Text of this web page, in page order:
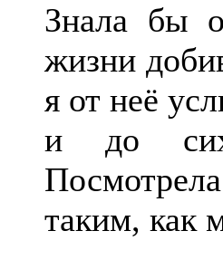
Знала бы
жизни
я от неё
и до сих
таким, как